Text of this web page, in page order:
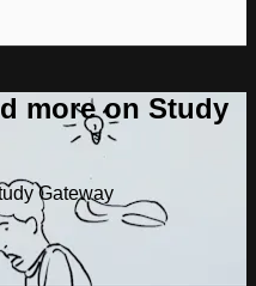
more on Study
Gateway